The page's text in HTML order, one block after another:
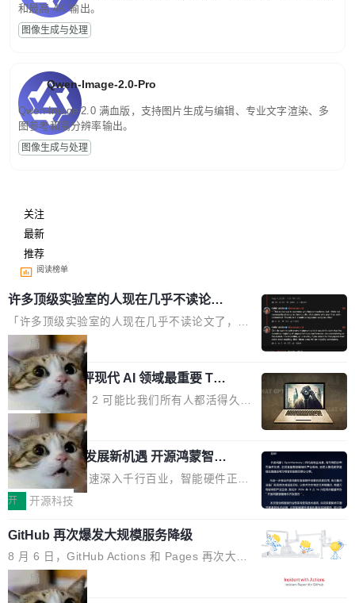
和最高 4K 输出。
图像生成与处理
Qwen-Image-2.0-Pro
Qwen-Image-2.0 满血版，支持图片生成与编辑、专业文字渲染、多
图参考和高分辨率输出。
图像生成与处理
关注
最新
推荐
阅读榜单
许多顶级实验室的人现在几乎不读论文
了
「许多顶级实验室的人现在几乎不读论文了，而
且他们认为 ICLR/ICML/NeurIPS 充斥着大量过
度宣传和欺诈。」 OpenAI 研究员 Keller Jorda
n 这条推文引发了广泛讨论。他不是在说风凉
话，他是说出了一个圈内人尽皆知但很少公开捅
破的事实。 Jordan 随后补充了一句软化声明：
「我不认为这些会议上大部分论文都在过度宣传
或造假。问题是，作为读者，如果你筛选出那些
看起来最令人兴奋的论文，那它们大部分都是过
度宣传的。」 这才是真正的痛点。不是所有论文
都有问题，是最吸引眼球的那批论文最有问题。
他引用的帖子来自 Mathew Shen，一位 ICLR 2
026 的读者：「看了篇 ...
局
xAI 前工程师评现代 AI 领域最重要 Top
3 开源项目
Flash Attention 2 可能比我们所有人都活得久。
这句话不是来自某个技术博客，而是出自 Hieu
Pham 的一条推文。Hieu Pham 是谁？他是 xAI
的早期工程师之一，在 Grok 训练基础设施团队
工作过。近日他在 X 上发了一条帖子，列出了他
认为现代 AI 领域最重要的三个开源项目。 第一
个名字毫无悬念：Flash Attention 2。 Hieu 的
理由很具体。FA 系列不需要解释，但 FA2 是他
认为最重要的一个——复杂度恰到好处，刚好能
驱动你去学 CuTe，但还没被那些"邪恶的" Hopp
er++ 优化所淹没，足够容易修改和适配。 更关
局
共商智能硬件发展新机遇 开源鸿蒙智能
硬件开发者日杭州站即将举行
随着万物智联加速深入千行百业，智能硬件正从
单点设备迈向智能化、网联化、协同化发展。作
鸿蒙通过统一技术底座和分布式能力，为不同类
型智能设备的开发、连接与互联提供关键支撑，
也为产业链企业探索产品创新与商业增长打开新
的空间。 8月14日，开源鸿蒙智能硬件开发者日
开 开源科技
GitHub 再次爆发大规模服务降级
8 月 6 日，GitHub Actions 和 Pages 再次大规
模服务降级，Actions 完全不可用超过 5 小时，
webhook 停发，连自托管 runner 也因调度层故
局